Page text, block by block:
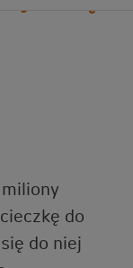
do
do niej